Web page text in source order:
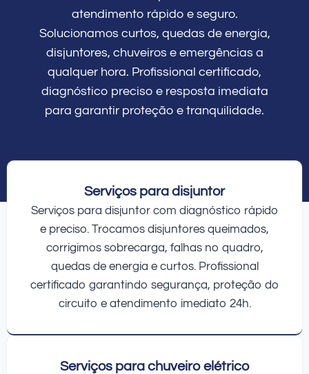
atendimento rápido e seguro.
Solucionamos curtos, quedas de energia,
disjuntores, chuveiros e emergências a
qualquer hora. Profissional certificado,
diagnóstico preciso e resposta imediata
para garantir proteção e tranquilidade.
Serviços para disjuntor
Serviços para disjuntor com diagnóstico rápido
e preciso. Trocamos disjuntores queimados,
corrigimos sobrecarga, falhas no quadro,
quedas de energia e curtos. Profissional
certificado garantindo segurança, proteção do
circuito e atendimento imediato 24h.
Serviços para chuveiro elétrico